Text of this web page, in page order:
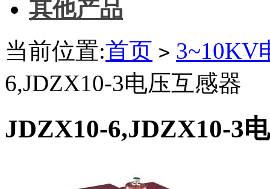
其他产品
当前位置:首页 > 3~10KV
6,JDZX10-3电压互感器
JDZX10-6,JDZX10-3